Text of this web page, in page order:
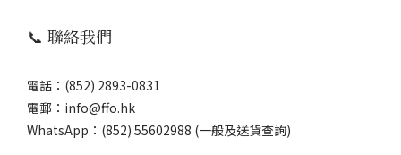
📞 聯絡我們
電話：(852) 2893-0831
電郵：info@ffo.hk
WhatsApp： (852) 55602988 (一般及送貨查詢)